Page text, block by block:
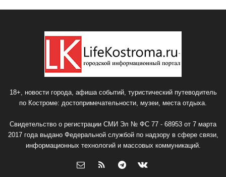
18+, новости города, афиша событий, туристический путеводитель
по Костроме: достопримечательности, музеи, места отдыха.
Свидетельство о регистрации СМИ Эл № ФС 77 - 68953 от 7 марта
2017 года выдано Федеральной службой по надзору в сфере связи,
информационных технологий и массовых коммуникаций.